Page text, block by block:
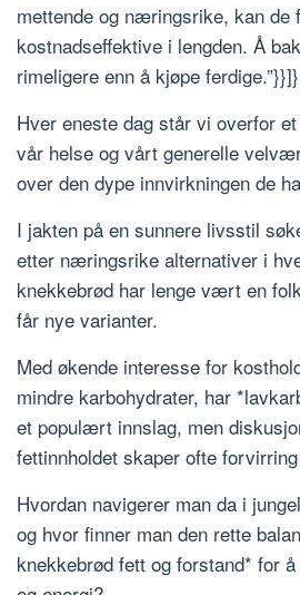
mettende og næringsrike, kan
kostnadseffektive i lengden. Å
rimeligere enn å kjøpe ferdige.”}}]}
Hver eneste dag står vi overfor
vår helse og vårt generelle
over den dype innvirkningen de
I jakten på en sunnere livsstil
etter næringsrike alternativer i
knekkebrød har lenge vært en
får nye varianter.
Med økende interesse for
mindre karbohydrater, har
et populært innslag, men
fettinnholdet skaper ofte
Hvordan navigerer man da i
og hvor finner man den rette
knekkebrød fett og forstand* for